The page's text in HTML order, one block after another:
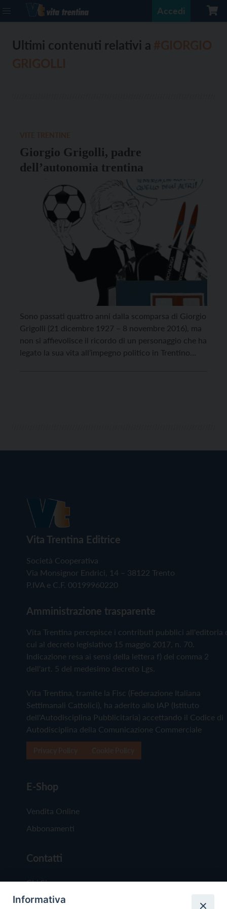
Accedi
Ultimi contenuti relativi a
Giorgio Grigolli, padre
dell’autonomia trentina
Sono passati quattro anni dalla scomparsa di Giorgio
Grigolli (21 dicembre 1927 – 8 novembre 2016), ma
non si affievolisce il ricordo di un personaggio che ha
legato la sua vita all’impegno politico in Trentino
Vita Trentina Editrice
Società Cooperativa
Via Monsignor Endrici, 14 – 38122 Trento
P.IVA e C.F. 00199960220
Amministrazione trasparente
Vita Trentina percepisce i contributi pubblici all'editoria
cui al decreto legislativo 15 maggio 2017, n. 70.
Indicazione resa ai sensi della lettera f) del comma 2
dell'art. 5 del medesimo decreto Lgs.
Vita Trentina, tramite la Fisc (Federazione Italiana
Settimanali Cattolici), ha aderito allo IAP (Istituto
dell'Autodisciplina Pubblicitaria) accettando il Codice di
Autodisciplina della Comunicazione Commerciale
E-Shop
Vendita Online
Abbonamenti
Contatti
Chi Siamo
Redazione
Informativa